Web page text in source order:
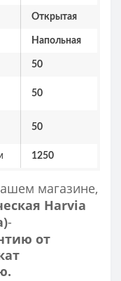
Открытая
Напольная
50
50
50
1250
магазине,
Harvia
-
от